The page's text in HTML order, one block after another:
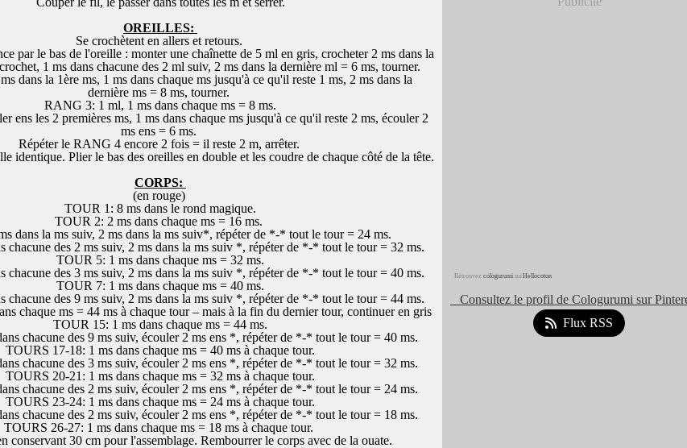
OREILLES:
Se crochètent en allers et retours.
par le bas de l'oreille : monter une chaînette de 5 ml en gris, crocheter 2 ms dans la
1 ms dans chacune des 2 ml suiv, 2 ms dans la dernière ml = 6 ms, tourner.
dans la 1ère ms, 1 ms dans chaque ms jusqu'à ce qu'il reste 1 ms, 2 ms dans la
dernière ms = 8 ms, tourner.
RANG 3: 1 ml, 1 ms dans chaque ms = 8 ms.
ens les 2 premières ms, 1 ms dans chaque ms jusqu'à ce qu'il reste 2 ms, écouler 2
ms ens = 6 ms.
Répéter le RANG 4 encore 2 fois = il reste 2 m, arrêter.
identique. Plier le bas des oreilles en double et les coudre de chaque côté de la tête.
CORPS:
(en rouge)
TOUR 1: 8 ms dans le rond magique.
TOUR 2: 2 ms dans chaque ms = 16 ms.
dans la ms suiv, 2 ms dans la ms suiv*, répéter de *-* tout le tour = 24 ms.
chacune des 2 ms suiv, 2 ms dans la ms suiv *, répéter de *-* tout le tour = 32 ms.
TOUR 5: 1 ms dans chaque ms = 32 ms.
chacune des 3 ms suiv, 2 ms dans la ms suiv *, répéter de *-* tout le tour = 40 ms.
TOUR 7: 1 ms dans chaque ms = 40 ms.
chacune des 9 ms suiv, 2 ms dans la ms suiv *, répéter de *-* tout le tour = 44 ms.
chaque ms = 44 ms à chaque tour – mais à la fin du dernier tour, continuer en gris
TOUR 15: 1 ms dans chaque ms = 44 ms.
chacune des 9 ms suiv, écouler 2 ms ens *, répéter de *-* tout le tour = 40 ms.
TOURS 17-18: 1 ms dans chaque ms = 40 ms à chaque tour.
chacune des 3 ms suiv, écouler 2 ms ens *, répéter de *-* tout le tour = 32 ms.
TOURS 20-21: 1 ms dans chaque ms = 32 ms à chaque tour.
chacune des 2 ms suiv, écouler 2 ms ens *, répéter de *-* tout le tour = 24 ms.
TOURS 23-24: 1 ms dans chaque ms = 24 ms à chaque tour.
chacune des 2 ms suiv, écouler 2 ms ens *, répéter de *-* tout le tour = 18 ms.
TOURS 26-27: 1 ms dans chaque ms = 18 ms à chaque tour.
conservant 30 cm pour l'assemblage. Rembourrer le corps avec de la ouate.
Retrouvez cologurumi surHellocoton
Consultez le profil de Cologurumi sur
Flux RSS